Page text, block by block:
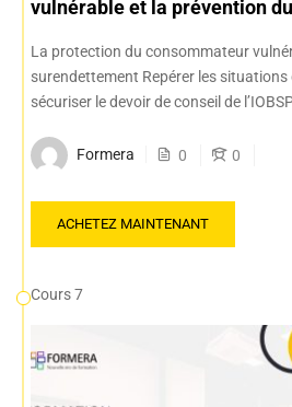
vulnérable et la prévention
La protection du consommateur
surendettement Repérer les
sécuriser le devoir de conseil de
Formera 0 0
ACHETEZ MAINTENANT
Cours 7